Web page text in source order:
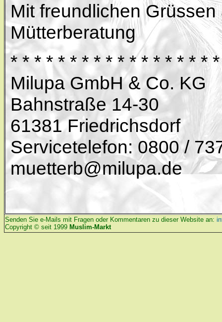
Mit freundlichen
Mütterberatung
* * * * * * * * * * * * * * * * *
Milupa GmbH & Co. KG
Bahnstraße 14-30
61381 Friedrichsdorf
Servicetelefon: 0800 /
muetterb@milupa.de
Senden Sie e-Mails mit Fragen oder Kommentaren zu dieser Website an:
Copyright © seit 1999 Muslim-Markt